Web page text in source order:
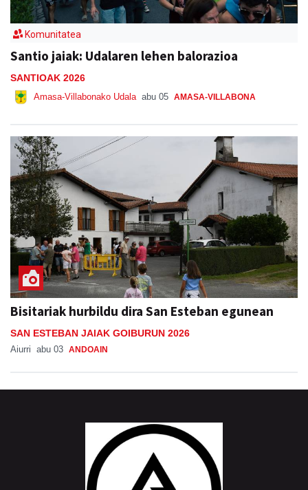
Komunitatea
Santio jaiak: Udalaren lehen balorazioa
SANTIOAK 2026
Amasa-Villabonako Udala abu 05 AMASA-VILLABONA
Bisitariak hurbildu dira San Esteban egunean
SAN ESTEBAN JAIAK GOIBURUN 2026
Aiurri abu 03 ANDOAIN